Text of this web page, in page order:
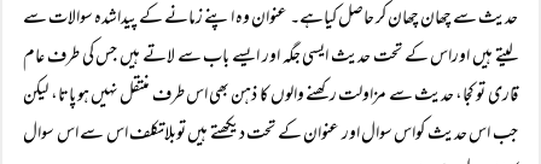
حدیث سے چھان چھان کر حاصل کیاہے۔ عنوان وہ اپنے زمانے کے پیداشدہ سوالات سے
لیتے ہیں اوراس کے تحت حدیث ایسی جگہ اور ایسے باب سے لاتے ہیں جس کی طرف عام
قاری تو کجا، حدیث سے مزاولت رکھنے والوں کا ذہن بھی اس طرف منتقل نہیں ہو پاتا، لیکن
جب اس حدیث کواس سوال اور عنوان کے تحت دیکھتے ہیں توبلاتکلف اس سے اس سوال